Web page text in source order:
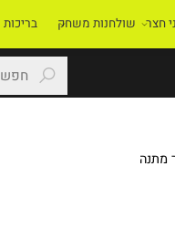
שולחנות משחק בריכות